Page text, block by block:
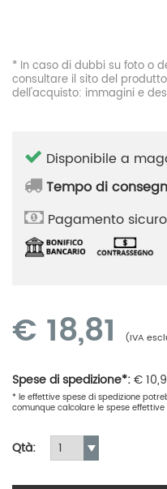
* In caso di dubbi su foto o
consultare il sito del
dell'acquisto: immagini e
Disponibile a
Tempo di
Pagamento
€ 18,81 (IVA
Spese di spedizione*:€
* le effettive spese di spedizione
comunque calcolare le spese
Qtà: